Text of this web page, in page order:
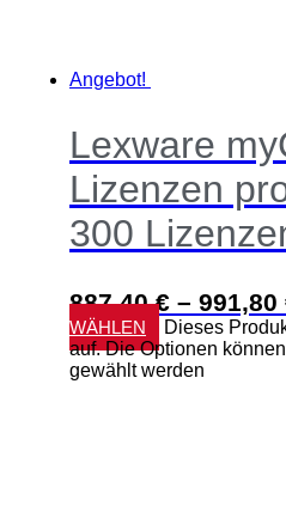
Angebot!
Lexware
Lizenzen
300
887,40€ – 991,80
WÄHLEN
Dieses
auf. Die Optionen
gewählt werden